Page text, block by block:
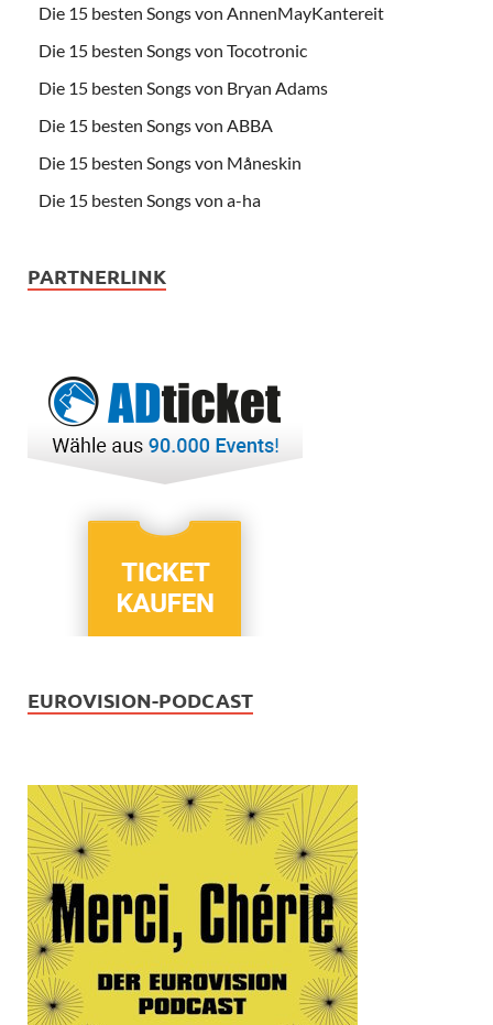
Die 15 besten Songs von AnnenMayKantereit
Die 15 besten Songs von Tocotronic
Die 15 besten Songs von Bryan Adams
Die 15 besten Songs von ABBA
Die 15 besten Songs von Måneskin
Die 15 besten Songs von a-ha
PARTNERLINK
EUROVISION-PODCAST